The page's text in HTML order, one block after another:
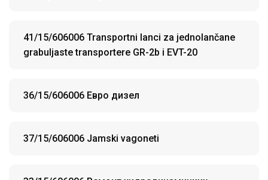
41/15/606006 Transportni lanci za jednolančane
grabuljaste transportere GR-2b i EVT-20
36/15/606006 Евро дизел
37/15/606006 Jamski vagoneti